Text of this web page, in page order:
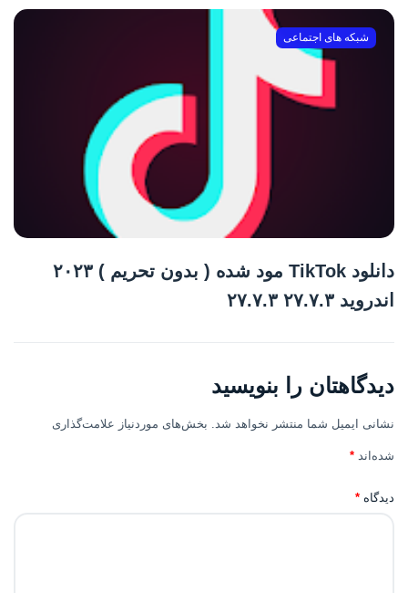
شبکه های اجتماعی
دانلود TikTok مود شده ( بدون تحریم ) ۲۰۲۳
اندروید ۲۷.۷.۳ ۲۷.۷.۳
دیدگاهتان را بنویسید
نشانی ایمیل شما منتشر نخواهد شد. بخش‌های موردنیاز علامت‌گذاری
شده‌اند *
دیدگاه *